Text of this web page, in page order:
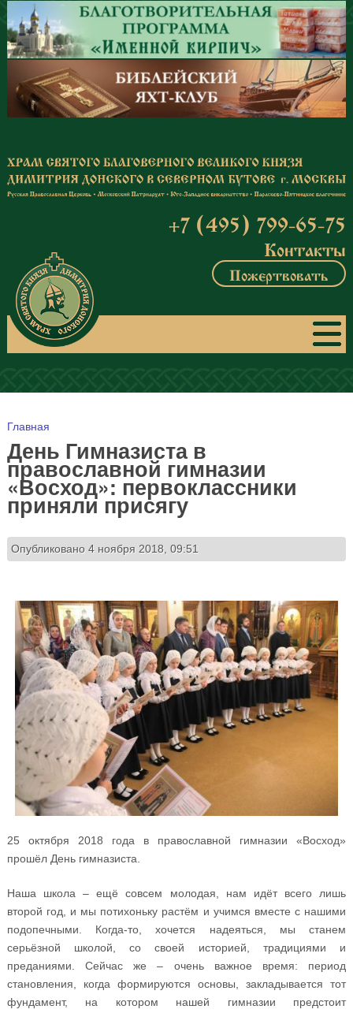
Перейти к основному содержанию
+7 (495) 799-65-75
Контакты
Пожертвовать
Вы здесь
Главная
День Гимназиста в
православной гимназии
«Восход»: первоклассники
приняли присягу
Опубликовано 4 ноября 2018, 09:51
25 октября 2018 года в православной гимназии «Восход»
прошёл День гимназиста.
Наша школа – ещё совсем молодая, нам идёт всего лишь
второй год, и мы потихоньку растём и учимся вместе с нашими
подопечными. Когда-то, хочется надеяться, мы станем
серьёзной школой, со своей историей, традициями и
преданиями. Сейчас же – очень важное время: период
становления, когда формируются основы, закладывается тот
фундамент, на котором нашей гимназии предстоит